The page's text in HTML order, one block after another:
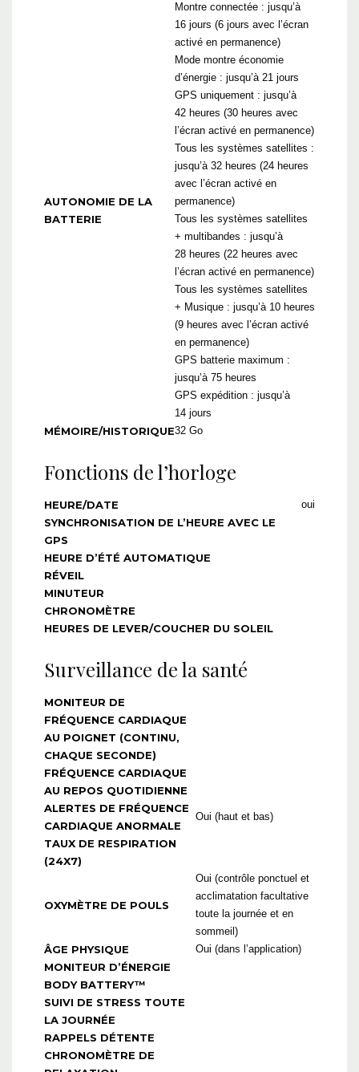
AUTONOMIE DE LA
BATTERIE
Montre connectée : jusqu’à
16 jours (6 jours avec l’écran
activé en permanence)
Mode montre économie
d’énergie : jusqu’à 21 jours
GPS uniquement : jusqu’à
42 heures (30 heures avec
l’écran activé en permanence)
Tous les systèmes satellites :
jusqu’à 32 heures (24 heures
avec l’écran activé en
permanence)
Tous les systèmes satellites
+ multibandes : jusqu’à
28 heures (22 heures avec
l’écran activé en permanence)
Tous les systèmes satellites
+ Musique : jusqu’à 10 heures
(9 heures avec l’écran activé
en permanence)
GPS batterie maximum :
jusqu’à 75 heures
GPS expédition : jusqu’à
14 jours
MÉMOIRE/HISTORIQUE32 Go
Fonctions de l’horloge
HEURE/DATE oui
SYNCHRONISATION DE L’HEURE AVEC LE
GPS
HEURE D’ÉTÉ AUTOMATIQUE
RÉVEIL
MINUTEUR
CHRONOMÈTRE
HEURES DE LEVER/COUCHER DU SOLEIL
Surveillance de la santé
MONITEUR DE
FRÉQUENCE CARDIAQUE
AU POIGNET (CONTINU,
CHAQUE SECONDE)
FRÉQUENCE CARDIAQUE
AU REPOS QUOTIDIENNE
ALERTES DE FRÉQUENCE
CARDIAQUE ANORMALE
Oui (haut et bas)
TAUX DE RESPIRATION
(24X7)
OXYMÈTRE DE POULS
Oui (contrôle ponctuel et
acclimatation facultative
toute la journée et en
sommeil)
ÂGE PHYSIQUE Oui (dans l’application)
MONITEUR D’ÉNERGIE
BODY BATTERY™
SUIVI DE STRESS TOUTE
LA JOURNÉE
RAPPELS DÉTENTE
CHRONOMÈTRE DE